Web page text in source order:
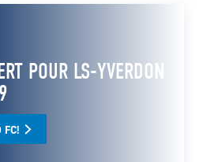
POUR LS-YVERDON
FC!